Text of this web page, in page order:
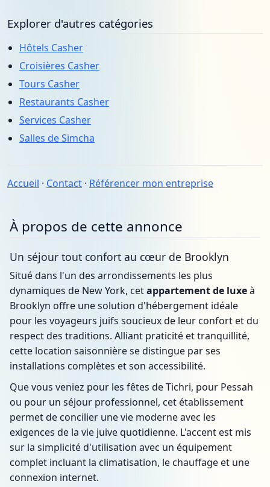
Explorer d'autres catégories
Hôtels Casher
Croisières Casher
Tours Casher
Restaurants Casher
Services Casher
Salles de Simcha
Accueil · Contact · Référencer mon entreprise
À propos de cette annonce
Un séjour tout confort au cœur de Brooklyn
Situé dans l'un des arrondissements les plus
dynamiques de New York, cetappartement de luxeà
Brooklyn offre une solution d'hébergement idéale
pour les voyageurs juifs soucieux de leur confort et du
respect des traditions. Alliant praticité et tranquillité,
cette location saisonnière se distingue par ses
installations complètes et son accessibilité.
Que vous veniez pour les fêtes de Tichri, pour Pessah
ou pour un séjour professionnel, cet établissement
permet de concilier une vie moderne avec les
exigences de la vie juive quotidienne. L'accent est mis
sur la simplicité d'utilisation avec un équipement
complet incluant la climatisation, le chauffage et une
connexion internet.